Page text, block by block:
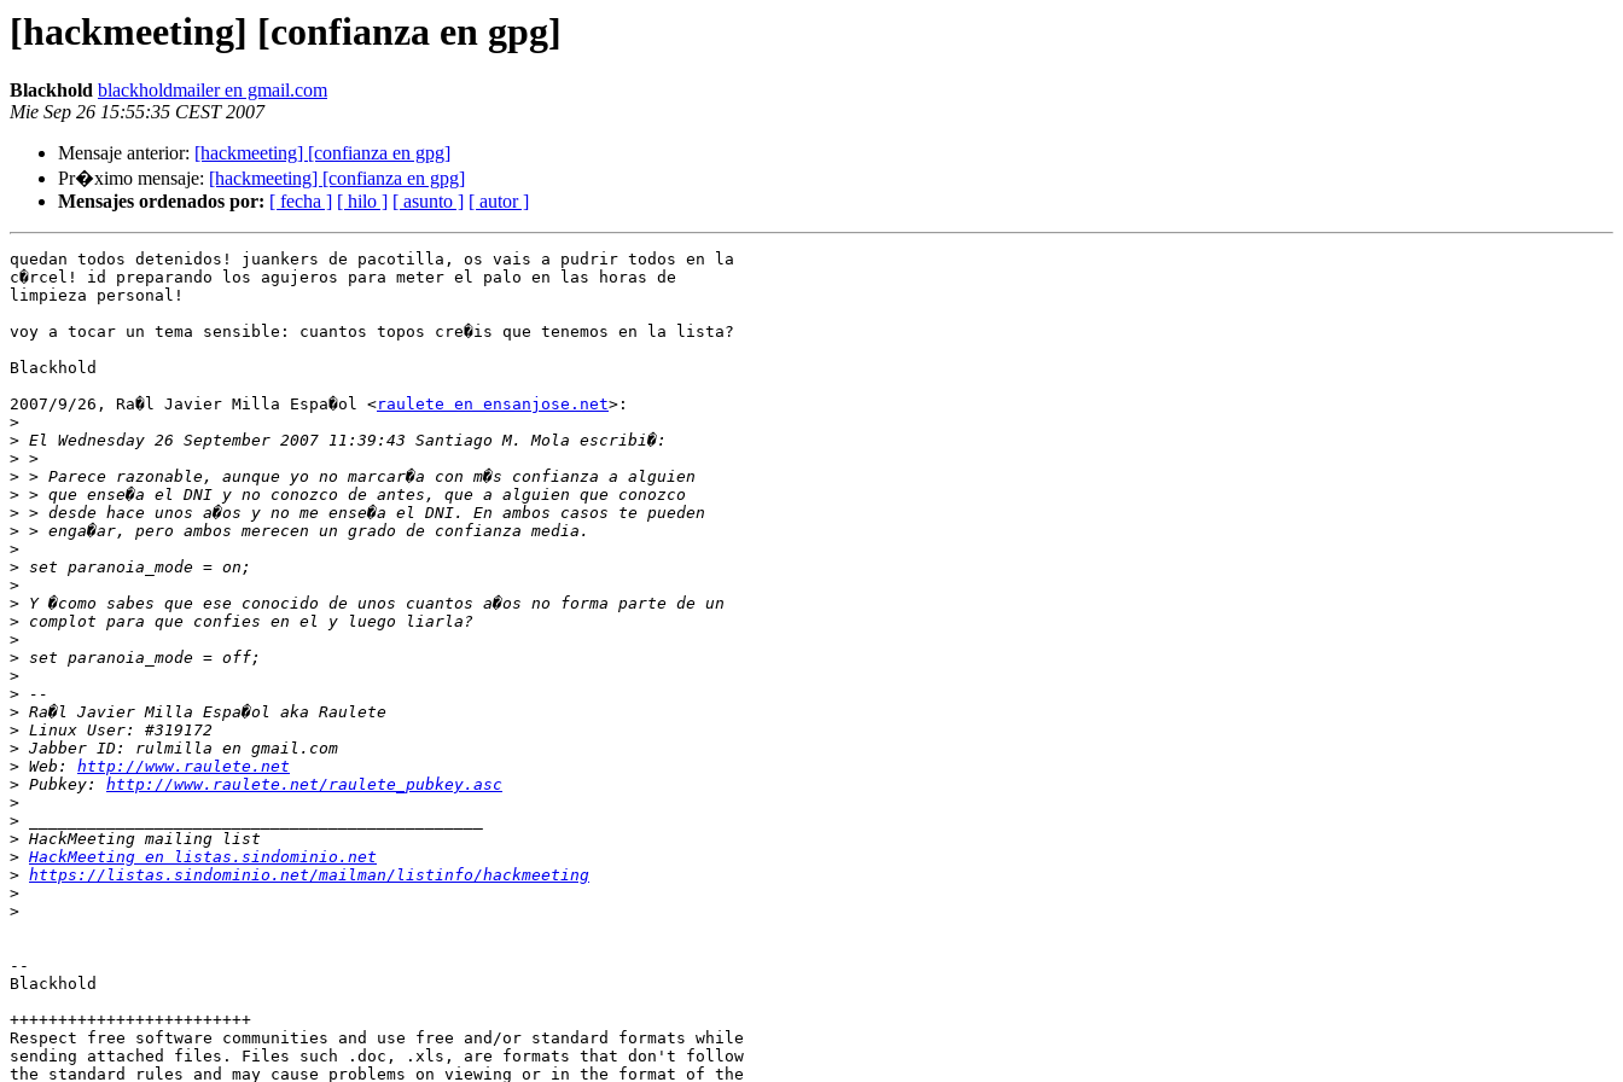
[hackmeeting] [confianza en gpg]
Blackhold blackholdmailer en gmail.com
Mie Sep 26 15:55:35 CEST 2007
Mensaje anterior: [hackmeeting] [confianza en gpg]
Pr�ximo mensaje: [hackmeeting] [confianza en gpg]
Mensajes ordenados por: [ fecha ] [ hilo ] [ asunto ] [ autor ]
quedan todos detenidos! juankers de pacotilla, os vais a pudrir todos en la
c�rcel! id preparando los agujeros para meter el palo en las horas de
limpieza personal!
voy a tocar un tema sensible: cuantos topos cre�is que tenemos en la lista?
Blackhold
2007/9/26, Ra�l Javier Milla Espa�ol <raulete en ensanjose.net>:
>
>
>
>
>
>
>
>
>
>
>
>
>
>
>
>
>
>
>
> Web: http://www.raulete.net
> Pubkey: http://www.raulete.net/raulete_pubkey.asc
>
>
>
> HackMeeting en listas.sindominio.net
> https://listas.sindominio.net/mailman/listinfo/hackmeeting
>
>
--
Blackhold
+++++++++++++++++++++++++
Respect free software communities and use free and/or standard formats while
sending attached files. Files such .doc, .xls, are formats that don't follow
the standard rules and may cause problems on viewing or in the format of the